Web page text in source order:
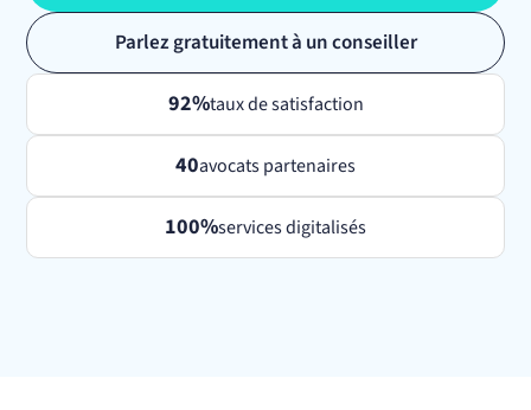
Parlez gratuitement à un conseiller
92%taux de satisfaction
40avocats partenaires
100%services digitalisés